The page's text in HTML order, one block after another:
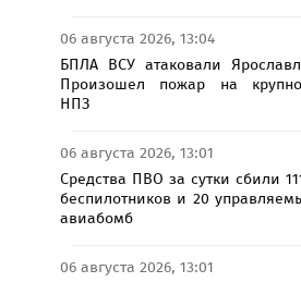
06 августа 2026, 13:04
БПЛА ВСУ атаковали
Произошел пожар на
НПЗ
06 августа 2026, 13:01
Средства ПВО за сутки сбили
беспилотников и 20
авиабомб
06 августа 2026, 13:01